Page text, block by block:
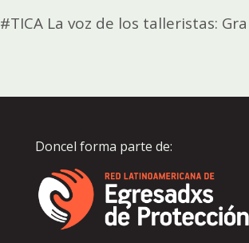
#TICA La voz de los talleristas:
Doncel forma parte de: